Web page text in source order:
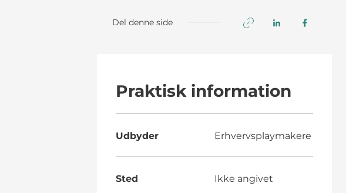
Del denne side
Praktisk information
Udbyder Erhvervsplaymakere
Sted
Ikke angivet